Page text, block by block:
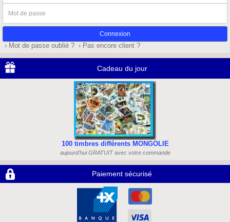
/
Identifiant
de
passe
› Mot de passe oublié ? › Pas encore client ?
Cadeau du jour
100 timbres différents MONGOLIE
aujourd'hui GRATUIT avec votre commande
Paiement sécurisé